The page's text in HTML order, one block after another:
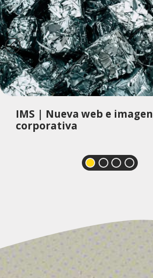
IMS | Nueva web e imagen
corporativa